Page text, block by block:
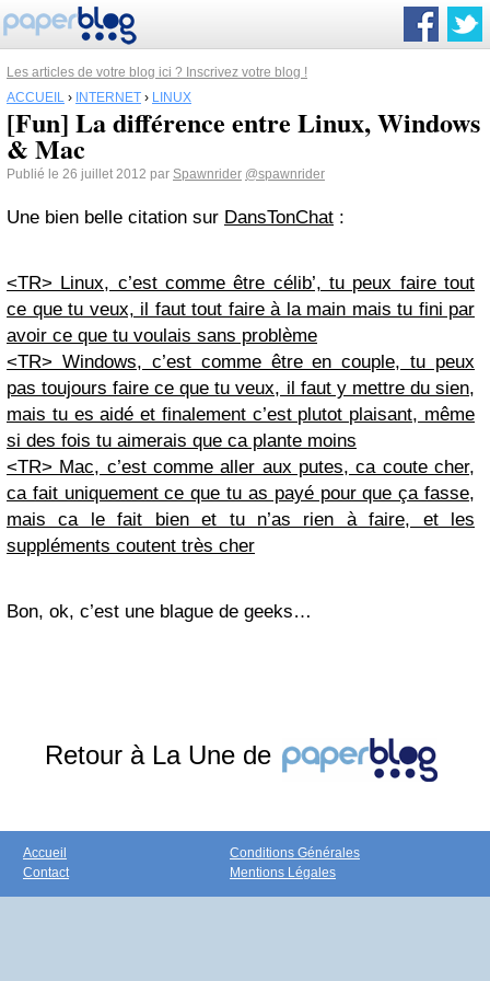
Les articles de votre blog ici ? Inscrivez votre blog !
ACCUEIL › INTERNET › LINUX
[Fun] La différence entre Linux, Windows
& Mac
Publié le 26 juillet 2012 par Spawnrider @spawnrider
Une bien belle citation sur DansTonChat :
<TR> Linux, c’est comme être célib’, tu peux faire tout
ce que tu veux, il faut tout faire à la main mais tu fini par
avoir ce que tu voulais sans problème
<TR> Windows, c’est comme être en couple, tu peux
pas toujours faire ce que tu veux, il faut y mettre du sien,
mais tu es aidé et finalement c’est plutot plaisant, même
si des fois tu aimerais que ca plante moins
<TR> Mac, c’est comme aller aux putes, ca coute cher,
ca fait uniquement ce que tu as payé pour que ça fasse,
mais ca le fait bien et tu n’as rien à faire, et les
suppléments coutent très cher
Bon, ok, c’est une blague de geeks…
Retour à La Une de
Accueil
Contact
Conditions Générales
Mentions Légales